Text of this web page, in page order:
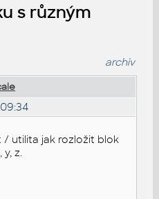
s různým
archiv
/ utilita jak rozložit blok
y, z.